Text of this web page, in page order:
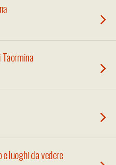
e luoghi da vedere